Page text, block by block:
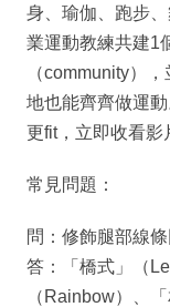
身、瑜伽、跑步
業運動教練共建1
（community）
地也能齊齊做運
更fit，立即收看影
常見問題：
問：修飾腿部線
答：「橋式」（
（Rainbow）、